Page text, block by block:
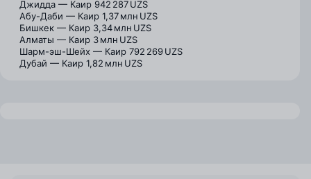
Джидда — Каир 942 287 UZS
Абу-Даби — Каир 1,37 млн UZS
Бишкек — Каир 3,34 млн UZS
Алматы — Каир 3 млн UZS
Шарм-эш-Шейх — Каир 792 269 UZS
Дубай — Каир 1,82 млн UZS